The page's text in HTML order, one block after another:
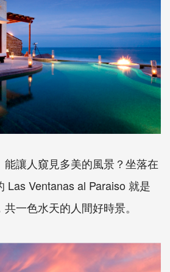
能讓人窺見多美的風景？坐落在
Las Ventanas al Paraiso 就是
一色水天的人間好時景。